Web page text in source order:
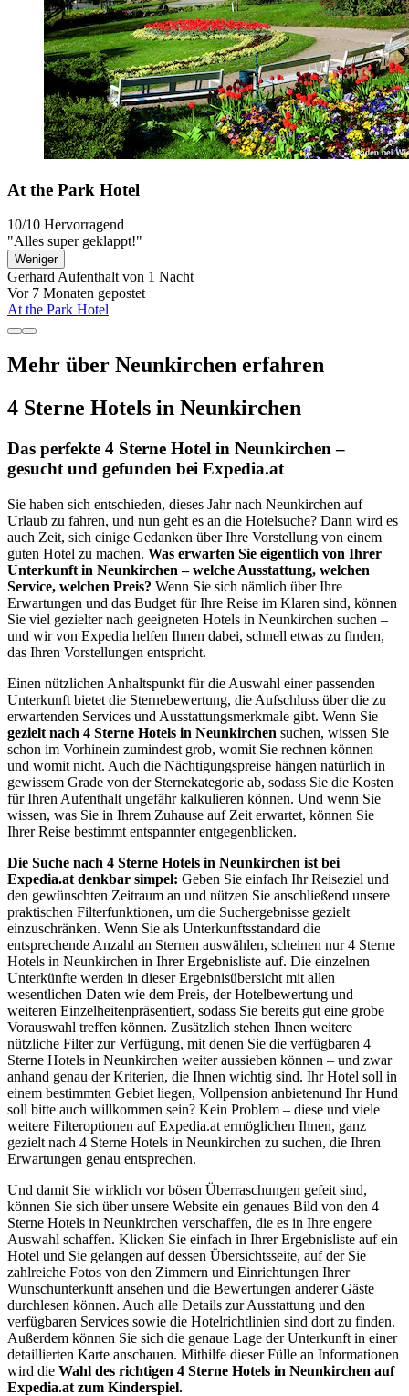
At the Park Hotel
10/10 Hervorragend
"Alles super geklappt!"
Weniger
Gerhard Aufenthalt von 1 Nacht
Vor 7 Monaten gepostet
At the Park Hotel
Mehr über Neunkirchen erfahren
4 Sterne Hotels in Neunkirchen
Das perfekte 4 Sterne Hotel in Neunkirchen –
gesucht und gefunden bei Expedia.at
Sie haben sich entschieden, dieses Jahr nach Neunkirchen auf
Urlaub zu fahren, und nun geht es an die Hotelsuche? Dann wird es
auch Zeit, sich einige Gedanken über Ihre Vorstellung von einem
guten Hotel zu machen. Was erwarten Sie eigentlich von Ihrer
Unterkunft in Neunkirchen – welche Ausstattung, welchen
Service, welchen Preis? Wenn Sie sich nämlich über Ihre
Erwartungen und das Budget für Ihre Reise im Klaren sind, können
Sie viel gezielter nach geeigneten Hotels in Neunkirchen suchen –
und wir von Expedia helfen Ihnen dabei, schnell etwas zu finden,
das Ihren Vorstellungen entspricht.
Einen nützlichen Anhaltspunkt für die Auswahl einer passenden
Unterkunft bietet die Sternebewertung, die Aufschluss über die zu
erwartenden Services und Ausstattungsmerkmale gibt. Wenn Sie
gezielt nach 4 Sterne Hotels in Neunkirchen suchen, wissen Sie
schon im Vorhinein zumindest grob, womit Sie rechnen können –
und womit nicht. Auch die Nächtigungspreise hängen natürlich in
gewissem Grade von der Sternekategorie ab, sodass Sie die Kosten
für Ihren Aufenthalt ungefähr kalkulieren können. Und wenn Sie
wissen, was Sie in Ihrem Zuhause auf Zeit erwartet, können Sie
Ihrer Reise bestimmt entspannter entgegenblicken.
Die Suche nach 4 Sterne Hotels in Neunkirchen ist bei
Expedia.at denkbar simpel: Geben Sie einfach Ihr Reiseziel und
den gewünschten Zeitraum an und nützen Sie anschließend unsere
praktischen Filterfunktionen, um die Suchergebnisse gezielt
einzuschränken. Wenn Sie als Unterkunftsstandard die
entsprechende Anzahl an Sternen auswählen, scheinen nur 4 Sterne
Hotels in Neunkirchen in Ihrer Ergebnisliste auf. Die einzelnen
Unterkünfte werden in dieser Ergebnisübersicht mit allen
wesentlichen Daten wie dem Preis, der Hotelbewertung und
weiteren Einzelheitenpräsentiert, sodass Sie bereits gut eine grobe
Vorauswahl treffen können. Zusätzlich stehen Ihnen weitere
nützliche Filter zur Verfügung, mit denen Sie die verfügbaren 4
Sterne Hotels in Neunkirchen weiter aussieben können – und zwar
anhand genau der Kriterien, die Ihnen wichtig sind. Ihr Hotel soll in
einem bestimmten Gebiet liegen, Vollpension anbietenund Ihr Hund
soll bitte auch willkommen sein? Kein Problem – diese und viele
weitere Filteroptionen auf Expedia.at ermöglichen Ihnen, ganz
gezielt nach 4 Sterne Hotels in Neunkirchen zu suchen, die Ihren
Erwartungen genau entsprechen.
Und damit Sie wirklich vor bösen Überraschungen gefeit sind,
können Sie sich über unsere Website ein genaues Bild von den 4
Sterne Hotels in Neunkirchen verschaffen, die es in Ihre engere
Auswahl schaffen. Klicken Sie einfach in Ihrer Ergebnisliste auf ein
Hotel und Sie gelangen auf dessen Übersichtsseite, auf der Sie
zahlreiche Fotos von den Zimmern und Einrichtungen Ihrer
Wunschunterkunft ansehen und die Bewertungen anderer Gäste
durchlesen können. Auch alle Details zur Ausstattung und den
verfügbaren Services sowie die Hotelrichtlinien sind dort zu finden.
Außerdem können Sie sich die genaue Lage der Unterkunft in einer
detaillierten Karte anschauen. Mithilfe dieser Fülle an Informationen
wird die Wahl des richtigen 4 Sterne Hotels in Neunkirchen auf
Expedia.at zum Kinderspiel.